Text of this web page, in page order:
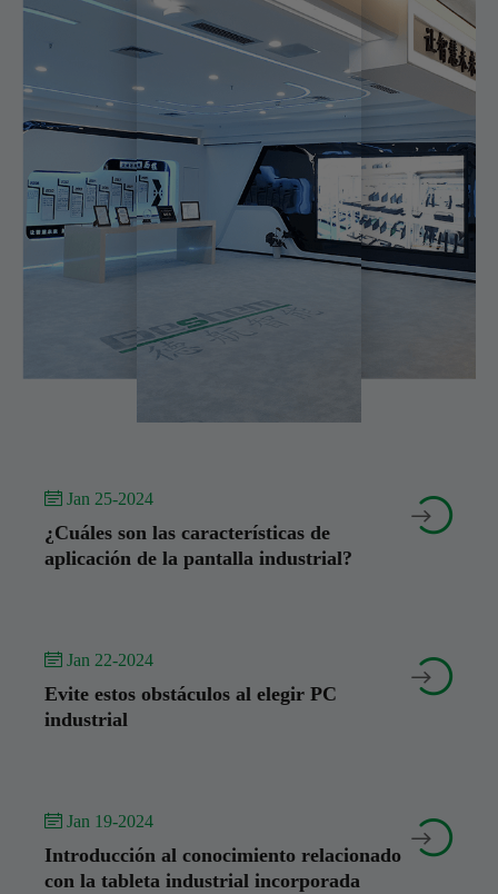
 Jan 25-2024
¿Cuáles son las características de
aplicación de la pantalla industrial?


 Jan 22-2024
Evite estos obstáculos al elegir PC
industrial


 Jan 19-2024
Introducción al conocimiento relacionado
con la tableta industrial incorporada

